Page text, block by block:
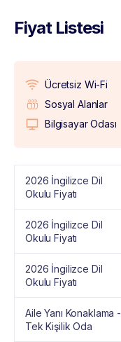
Fiyat Listesi
Ücretsiz Wi-Fi
Sosyal Alanlar
Bilgisayar Odası
2026 İngilizce Dil
Okulu Fiyatı
2026 İngilizce Dil
Okulu Fiyatı
2026 İngilizce Dil
Okulu Fiyatı
Aile Yanı Konaklama -
Tek Kişilik Oda